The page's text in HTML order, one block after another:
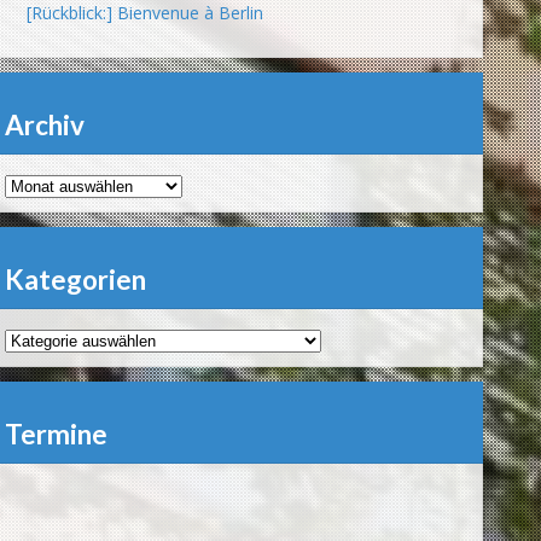
[Rückblick:] Bienvenue à Berlin
Archiv
Archiv
Kategorien
Kategorien
Termine